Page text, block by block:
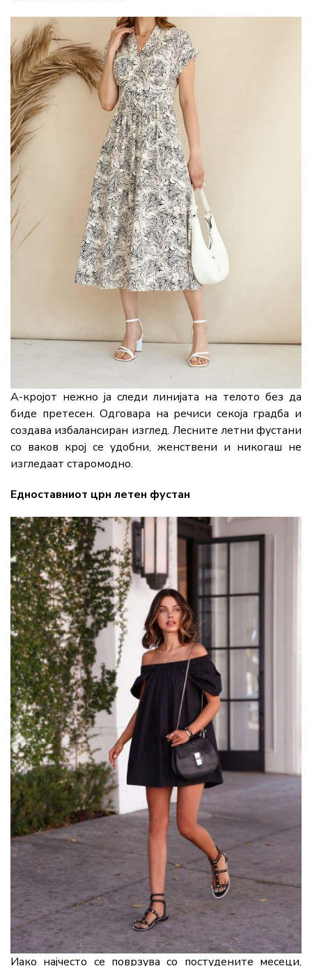
А-кројот нежно ја следи линијата на телото без да
биде претесен. Одговара на речиси секоја градба и
создава избалансиран изглед. Лесните летни фустани
со ваков крој се удобни, женствени и никогаш не
изгледаат старомодно.
Едноставниот црн летен фустан
Иако најчесто се поврзува со постудените месеци,